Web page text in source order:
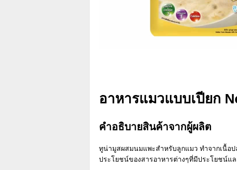
อาหารแมวแบบเปียก
คำอธิบายสินค้าจากผู้ผลิต
ทูน่ามูสผสมนมแพะสำหรับลูกแมว ทำจากเนื้อ
ประโยชน์ของสารอาหารต่างๆที่มีประโยชน์แ